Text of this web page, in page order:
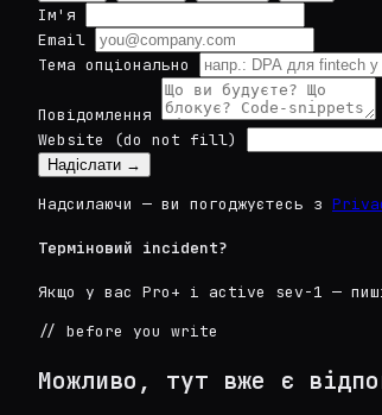
Ім'я
Email
Тема опціонально
Повідомлення
Website (do not fill)
Надіслати →
Надсилаючи — ви погоджуєтесь з
Терміновий incident?
Якщо у вас Pro+ і active sev-1 —
// before you write
Можливо, тут вже є